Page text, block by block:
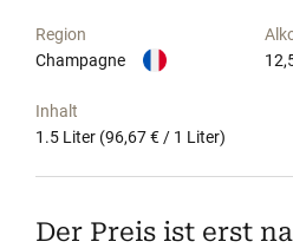
Region
Champagne
Inhalt
1.5 Liter (96,67 € / 1 Liter)
Der Preis ist erst